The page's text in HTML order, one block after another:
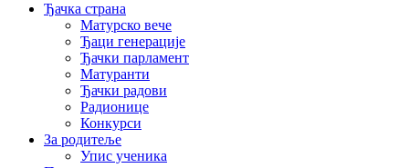
Ђачка страна
Матурско вече
Ђаци генерације
Ђачки парламент
Матуранти
Ђачки радови
Радионице
Конкурси
За родитеље
Упис ученика